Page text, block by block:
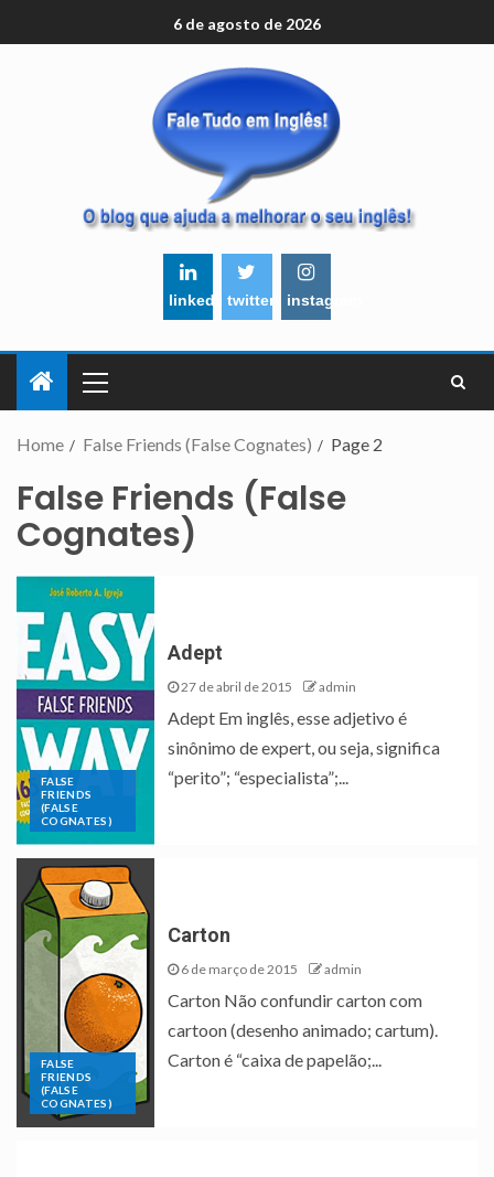
6 de agosto de 2026
linkedintwitter instagram
Home False Friends (False Cognates) Page 2
False Friends (False
Cognates)
FALSE
FRIENDS
(FALSE
COGNATES)
Adept
27 de abril de 2015 admin
Adept Em inglês, esse adjetivo é
sinônimo de expert, ou seja, significa
“perito”; “especialista”;...
FALSE
FRIENDS
(FALSE
COGNATES)
Carton
6 de março de 2015 admin
Carton Não confundir carton com
cartoon (desenho animado; cartum).
Carton é “caixa de papelão;...